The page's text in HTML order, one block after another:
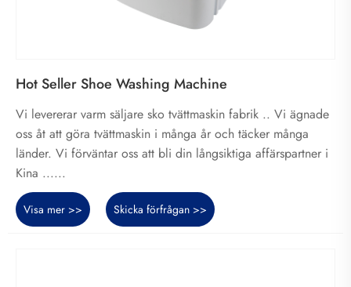
Hot Seller Shoe Washing Machine
Vi levererar varm säljare sko tvättmaskin fabrik .. Vi ägnade
oss åt att göra tvättmaskin i många år och täcker många
länder. Vi förväntar oss att bli din långsiktiga affärspartner i
Kina ......
Visa mer >> Skicka förfrågan >>